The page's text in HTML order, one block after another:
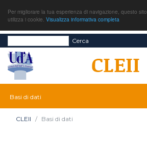
Per migliorare la tua esperienza di navigazione, questo sito
utilizza i cookie. Visualizza informativa completa
Cerca
Basi di dati
CLEII Basi di dati